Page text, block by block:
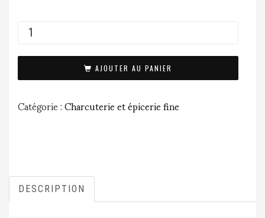
AJOUTER AU PANIER
Catégorie :Charcuterie et épicerie fine
DESCRIPTION